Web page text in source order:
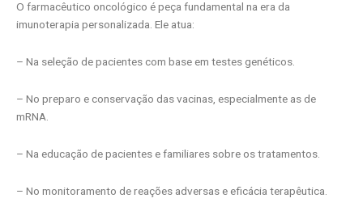
O farmacêutico oncológico é peça fundamental na era da
imunoterapia personalizada. Ele atua:
– Na seleção de pacientes com base em testes genéticos.
– No preparo e conservação das vacinas, especialmente as de
mRNA.
– Na educação de pacientes e familiares sobre os tratamentos.
– No monitoramento de reações adversas e eficácia terapêutica.